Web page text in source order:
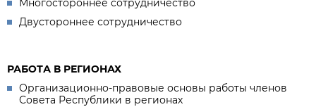
Двустороннее сотрудничество
РАБОТА В РЕГИОНАХ
Организационно-правовые основы работы членов
Совета Республики в регионах